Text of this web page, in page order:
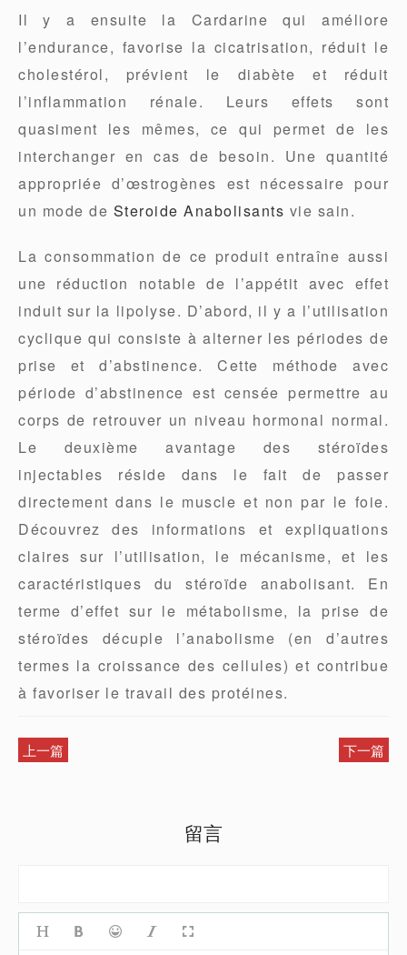
Il y a ensuite la Cardarine qui améliore
l’endurance, favorise la cicatrisation, réduit le
cholestérol, prévient le diabète et réduit
l’inflammation rénale. Leurs effets sont
quasiment les mêmes, ce qui permet de les
interchanger en cas de besoin. Une quantité
appropriée d’œstrogènes est nécessaire pour
un mode de Steroide Anabolisants vie sain.
La consommation de ce produit entraîne aussi
une réduction notable de l’appétit avec effet
induit sur la lipolyse. D’abord, il y a l’utilisation
cyclique qui consiste à alterner les périodes de
prise et d’abstinence. Cette méthode avec
période d’abstinence est censée permettre au
corps de retrouver un niveau hormonal normal.
Le deuxième avantage des stéroïdes
injectables réside dans le fait de passer
directement dans le muscle et non par le foie.
Découvrez des informations et expliquations
claires sur l’utilisation, le mécanisme, et les
caractéristiques du stéroïde anabolisant. En
terme d’effet sur le métabolisme, la prise de
stéroïdes décuple l’anabolisme (en d’autres
termes la croissance des cellules) et contribue
à favoriser le travail des protéines.
上一篇 下一篇
留言